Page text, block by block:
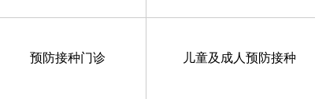
预防接种门诊 儿童及成人预防接种